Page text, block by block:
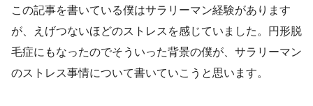
この記事を書いている僕はサラリーマン経験があります
が、えげつないほどのストレスを感じていました。円形脱
毛症にもなったのでそういった背景の僕が、サラリーマン
のストレス事情について書いていこうと思います。